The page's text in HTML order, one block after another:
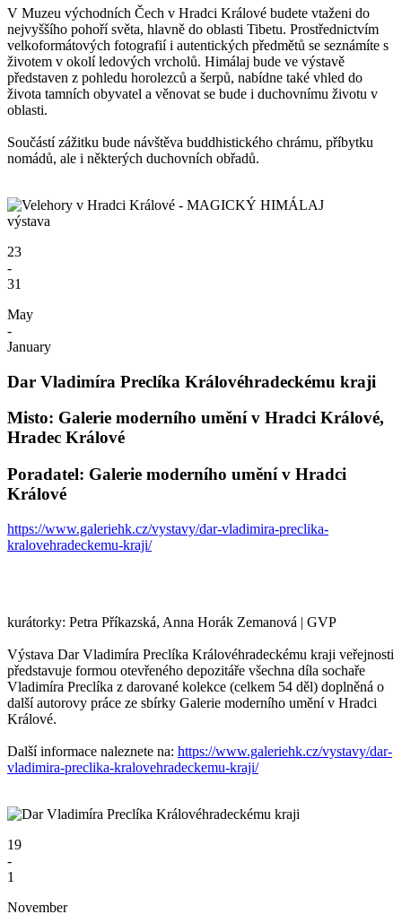
V Muzeu východních Čech v Hradci Králové budete vtaženi do
nejvyššího pohoří světa, hlavně do oblasti Tibetu. Prostřednictvím
velkoformátových fotografií i autentických předmětů se seznámíte s
životem v okolí ledových vrcholů. Himálaj bude ve výstavě
představen z pohledu horolezců a šerpů, nabídne také vhled do
života tamních obyvatel a věnovat se bude i duchovnímu životu v
oblasti.
Součástí zážitku bude návštěva buddhistického chrámu, příbytku
nomádů, ale i některých duchovních obřadů.
výstava
23
-
31
May
-
January
Dar Vladimíra Preclíka Královéhradeckému kraji
Misto: Galerie moderního umění v Hradci Králové,
Hradec Králové
Poradatel: Galerie moderního umění v Hradci
Králové
https://www.galeriehk.cz/vystavy/dar-vladimira-preclika-
kralovehradeckemu-kraji/
kurátorky: Petra Příkazská, Anna Horák Zemanová | GVP
Výstava Dar Vladimíra Preclíka Královéhradeckému kraji veřejnosti
představuje formou otevřeného depozitáře všechna díla sochaře
Vladimíra Preclíka z darované kolekce (celkem 54 děl) doplněná o
další autorovy práce ze sbírky Galerie moderního umění v Hradci
Králové.
Další informace naleznete na: https://www.galeriehk.cz/vystavy/dar-
vladimira-preclika-kralovehradeckemu-kraji/
19
-
1
November